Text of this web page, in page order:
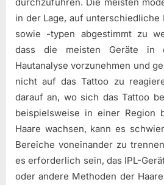
in der Lage, auf unterschiedliche
sowie -typen abgestimmt zu
dass die meisten Geräte in
Hautanalyse vorzunehmen und
nicht auf das Tattoo zu
darauf an, wo sich das Tattoo
beispielsweise in einer Region
Haare wachsen, kann es
Bereiche voneinander zu
es erforderlich sein, das IPL-
oder andere Methoden der